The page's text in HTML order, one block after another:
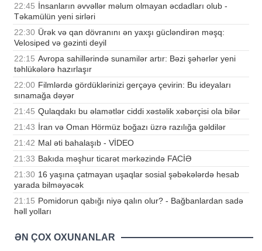
22:45 İnsanların əvvəllər məlum olmayan əcdadları olub -
Təkamülün yeni sirləri
22:30 Ürək və qan dövranını ən yaxşı gücləndirən məşq:
Velosiped və gəzinti deyil
22:15 Avropa sahillərində sunamilər artır: Bəzi şəhərlər yeni
təhlükələrə hazırlaşır
22:00 Filmlərdə gördüklərinizi gerçəyə çevirin: Bu ideyaları
sınamağa dəyər
21:45 Qulaqdakı bu əlamətlər ciddi xəstəlik xəbərçisi ola bilər
21:43 İran və Oman Hörmüz boğazı üzrə razılığa gəldilər
21:42 Mal əti bahalaşıb - VİDEO
21:33 Bakıda məşhur ticarət mərkəzində FACİƏ
21:30 16 yaşına çatmayan uşaqlar sosial şəbəkələrdə hesab
yarada bilməyəcək
21:15 Pomidorun qabığı niyə qalın olur? - Bağbanlardan sadə
həll yolları
ƏN ÇOX OXUNANLAR